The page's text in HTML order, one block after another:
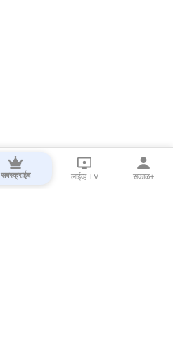
सबस्क्राईब लाईव्ह TV सकाळ+